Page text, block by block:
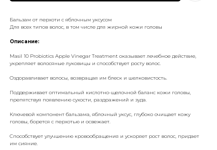
Бальзам от перхоти с яблочным уксусом
Для всех типов волос, в том числе для жирной кожи головы
Описание:
Masil 10 Probiotics Apple Vinegar Treatment оказывает лечебное действие,
укрепляет волосяные луковицы и способствует росту волос.
Оздоравливает волосы, возвращая им блеск и шелковистость.
Поддерживает оптимальный кислотно-щелочной баланс кожи головы,
препятствуя появлению сухости, раздражений и зуда.
Ключевой компонент бальзама, яблочный уксус, глубоко очищает кожу
головы, борется с перхотью и освежает.
Способствует улучшению кровообращения и ускоряет рост волос, придает
им сияние.